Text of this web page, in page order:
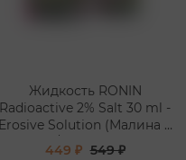
Жидкость RONIN
Radioactive 2% Salt 30 ml -
Erosive Solution (Малина с
лимоном/Raspberry Lemon)
449 ₽ 549 ₽